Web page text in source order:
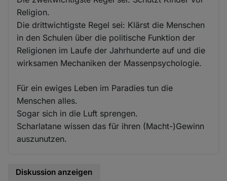
Religion.
Die drittwichtigste Regel sei: Klärst die Menschen
in den Schulen über die politische Funktion der
Religionen im Laufe der Jahrhunderte auf und die
wirksamen Mechaniken der Massenpsychologie.
Für ein ewiges Leben im Paradies tun die
Menschen alles.
Sogar sich in die Luft sprengen.
Scharlatane wissen das für ihren (Macht-)Gewinn
auszunutzen.
Diskussion anzeigen